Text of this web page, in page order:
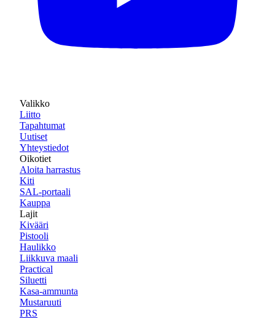
Valikko
Liitto
Tapahtumat
Uutiset
Yhteystiedot
Oikotiet
Aloita harrastus
Kiti
SAL-portaali
Kauppa
Lajit
Kivääri
Pistooli
Haulikko
Liikkuva maali
Practical
Siluetti
Kasa-ammunta
Mustaruuti
PRS